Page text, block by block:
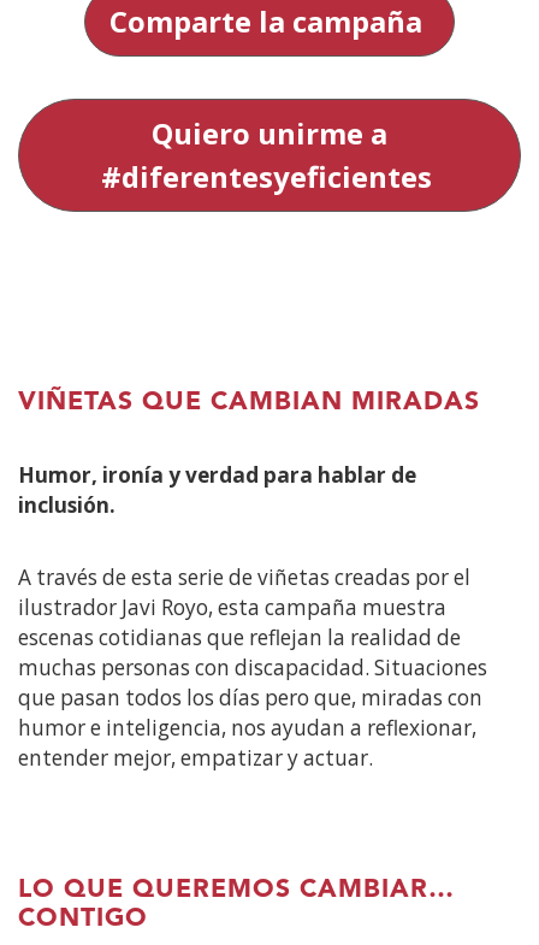
Comparte la campaña
Quiero unirme a
#diferentesyeficientes
VIÑETAS QUE CAMBIAN MIRADAS
Humor, ironía y verdad para hablar de
inclusión.
A través de esta serie de viñetas creadas por el
ilustrador Javi Royo, esta campaña muestra
escenas cotidianas que reflejan la realidad de
muchas personas con discapacidad. Situaciones
que pasan todos los días pero que, miradas con
humor e inteligencia, nos ayudan a reflexionar,
entender mejor, empatizar y actuar.
LO QUE QUEREMOS CAMBIAR…
CONTIGO